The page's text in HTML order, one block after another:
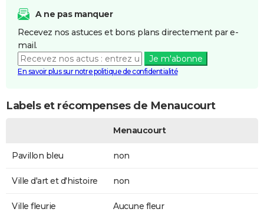
A ne pas manquer
Recevez nos astuces et bons plans directement par e-
mail.
Je m'abonne
En savoir plus sur notre politique de confidentialité
Labels et récompenses de Menaucourt
Menaucourt
Pavillon bleu non
Ville d'art et d'histoire non
Ville fleurie Aucune fleur